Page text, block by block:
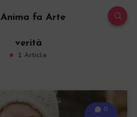
Anima fa Arte
verità
1 Article
0